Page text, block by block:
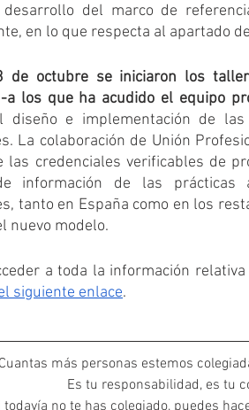
del marco de
en lo que respecta al apartado
de octubre se iniciaron los
a los que ha acudido el equipo
diseño e implementación de
La colaboración de Unión
las credenciales verificables de
información de las prácticas
tanto en España como en los
nuevo modelo.
a toda la información
siguiente enlace.
Cuantas más personas estemos
Es tu responsabilidad, es tu
todavía no te has colegiado, puedes